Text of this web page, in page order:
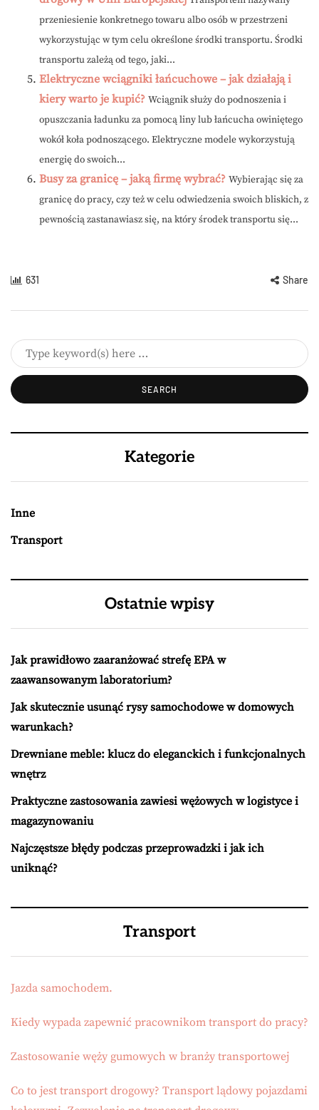
przeniesienie konkretnego towaru albo osób w przestrzeni
wykorzystując w tym celu określone środki transportu. Środki
transportu zależą od tego, jaki...
Elektryczne wciągniki łańcuchowe – jak działają i
kiery warto je kupić? Wciągnik służy do podnoszenia i
opuszczania ładunku za pomocą liny lub łańcucha owiniętego
wokół koła podnoszącego. Elektryczne modele wykorzystują
energię do swoich...
Busy za granicę – jaką firmę wybrać? Wybierając się za
granicę do pracy, czy też w celu odwiedzenia swoich bliskich, z
pewnością zastanawiasz się, na który środek transportu się...
631 Share
Kategorie
Inne
Transport
Ostatnie wpisy
Jak prawidłowo zaaranżować strefę EPA w
zaawansowanym laboratorium?
Jak skutecznie usunąć rysy samochodowe w domowych
warunkach?
Drewniane meble: klucz do eleganckich i funkcjonalnych
wnętrz
Praktyczne zastosowania zawiesi wężowych w logistyce i
magazynowaniu
Najczęstsze błędy podczas przeprowadzki i jak ich
uniknąć?
Transport
Jazda samochodem.
Kiedy wypada zapewnić pracownikom transport do pracy?
Zastosowanie węży gumowych w branży transportowej
Co to jest transport drogowy? Transport lądowy pojazdami